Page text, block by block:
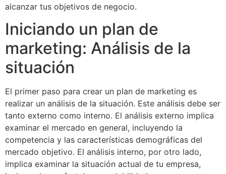
alcanzar tus objetivos de negocio.
Iniciando un plan de
marketing: Análisis de la
situación
El primer paso para crear un plan de marketing es
realizar un análisis de la situación. Este análisis debe ser
tanto externo como interno. El análisis externo implica
examinar el mercado en general, incluyendo la
competencia y las características demográficas del
mercado objetivo. El análisis interno, por otro lado,
implica examinar la situación actual de tu empresa,